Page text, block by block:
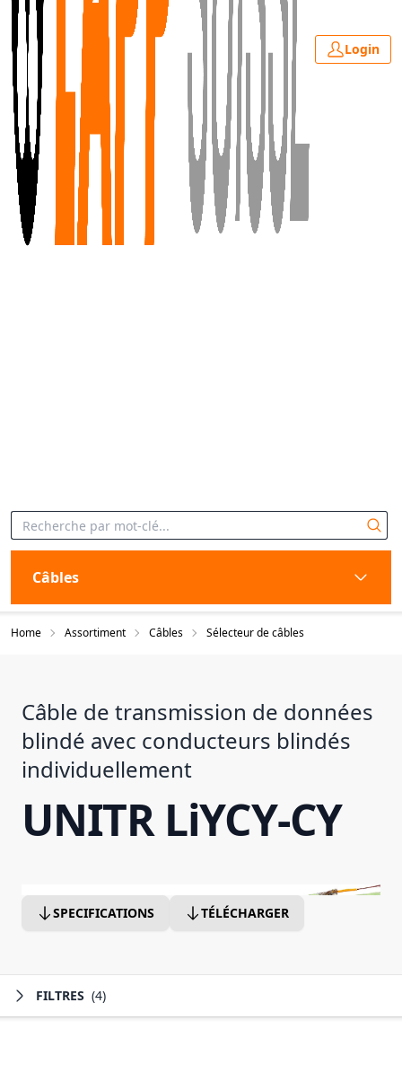
Login
Câbles
Home Assortiment Câbles Sélecteur de câbles
Câble de transmission de données
blindé avec conducteurs blindés
individuellement
UNITR LiYCY-CY
SPECIFICATIONS TÉLÉCHARGER
FILTRES (4)